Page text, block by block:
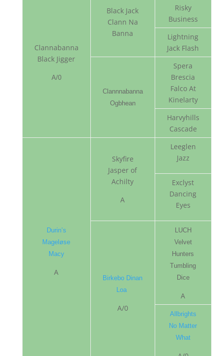
Clannabanna
Black Jigger
A/0
Black Jack
Clann Na
Banna
Risky
Business
Lightning
Jack Flash
Clannnabanna
Ogbhean
Spera
Brescia
Falco At
Kinelarty
Harvyhills
Cascade
Durin’s
Mageløse
Macy
A
Skyfire
Jasper of
Achilty
A
Leeglen
Jazz
Exclyst
Dancing
Eyes
Birkebo Dinan
Loa
A/0
LUCH
Velvet
Hunters
Tumbling
Dice
A
Allbrights
No Matter
What